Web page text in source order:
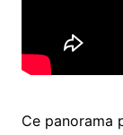
Ce panorama